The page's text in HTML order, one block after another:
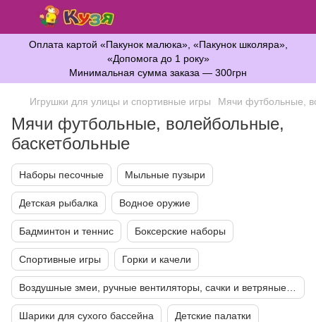
Оплата картой «Пакунок малюка», «Пакунок школяра»,
«Допомога до 1 року»
Минимальная сумма заказа — 300грн
Игрушки для улицы и спортивные игры Мячи футбольные,
Мячи футбольные, волейбольные,
баскетбольные
Наборы песочные Мыльные пузыри
Детская рыбалка Водное оружие
Бадминтон и теннис Боксерские наборы
Спортивные игры Горки и качели
Шарики для сухого бассейна Детские палатки